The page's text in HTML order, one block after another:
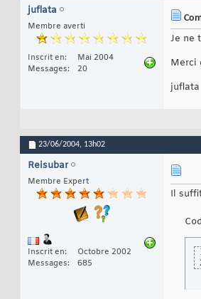
juflata
Membre averti
Inscrit en
Mai 2004
Messages
20
Je ne
Merci
juflata
23/06/2004, 13h02
Reisubar
Membre Expert
Inscrit en
Octobre 2002
Messages
685
Il